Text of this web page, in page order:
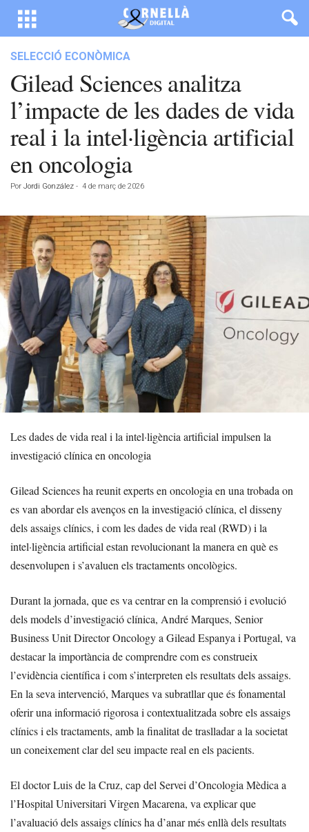
SELECCIÓ ECONÒMICA
Gilead Sciences analitza
l’impacte de les dades de vida
real i la intel·ligència artificial
en oncologia
Por Jordi González - 4 de març de 2026
Les dades de vida real i la intel·ligència artificial impulsen la
investigació clínica en oncologia
Gilead Sciences ha reunit experts en oncologia en una trobada on
es van abordar els avenços en la investigació clínica, el disseny
dels assaigs clínics, i com les dades de vida real (RWD) i la
intel·ligència artificial estan revolucionant la manera en què es
desenvolupen i s’avaluen els tractaments oncològics.
Durant la jornada, que es va centrar en la comprensió i evolució
dels models d’investigació clínica, André Marques, Senior
Business Unit Director Oncology a Gilead Espanya i Portugal, va
destacar la importància de comprendre com es construeix
l’evidència científica i com s’interpreten els resultats dels assaigs.
En la seva intervenció, Marques va subratllar que és fonamental
oferir una informació rigorosa i contextualitzada sobre els assaigs
clínics i els tractaments, amb la finalitat de traslladar a la societat
un coneixement clar del seu impacte real en els pacients.
El doctor Luis de la Cruz, cap del Servei d’Oncologia Mèdica a
l’Hospital Universitari Virgen Macarena, va explicar que
l’avaluació dels assaigs clínics ha d’anar més enllà dels resultats